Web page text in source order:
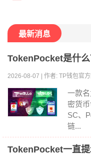
最新消息
TokenPocket是什
2026-08-07 | 作者: TP钱包官方
一款
密货
SC、
链...
TokenPocket一直